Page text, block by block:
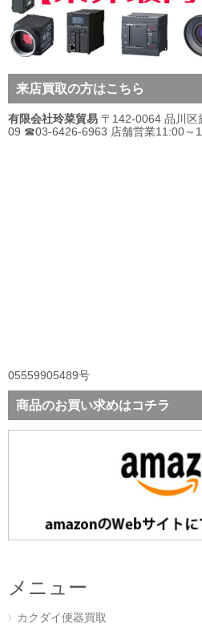
来店買取の方はこちら
有限会社玲菜貿易 〒142-0064 品川
09 ☎03-6426-6963 店舗営業11:00～
05559905489号
商品のお買い求めはコチラ
メニュー
カクダイ便器買取